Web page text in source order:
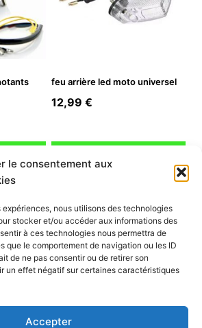
le consentement aux
expériences, nous utilisons des technologies
stocker et/ou accéder aux informations des
à ces technologies nous permettra de
que le comportement de navigation ou les ID
de ne pas consentir ou de retirer son
un effet négatif sur certaines caractéristiques
Accepter
feu arrière led moto universel
12,99 €
Ajouter au panier